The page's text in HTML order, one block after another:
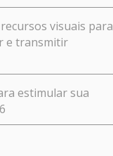
visuais para
e transmitir
estimular sua